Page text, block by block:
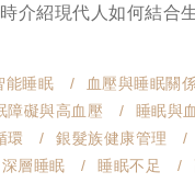
介紹現代人如何結合
能睡眠 血壓與睡眠關
障礙與高血壓 睡眠與
環 銀髮族健康管理
深層睡眠 睡眠不足